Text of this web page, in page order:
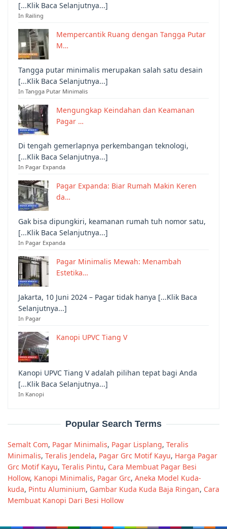
[...Klik Baca Selanjutnya...]
In Railing
Mempercantik Ruang dengan Tangga Putar
M…
Tangga putar minimalis merupakan salah satu desain
[...Klik Baca Selanjutnya...]
In Tangga Putar Minimalis
Mengungkap Keindahan dan Keamanan
Pagar …
Di tengah gemerlapnya perkembangan teknologi,
[...Klik Baca Selanjutnya...]
In Pagar Expanda
Pagar Expanda: Biar Rumah Makin Keren
da…
Gak bisa dipungkiri, keamanan rumah tuh nomor satu,
[...Klik Baca Selanjutnya...]
In Pagar Expanda
Pagar Minimalis Mewah: Menambah
Estetika…
Jakarta, 10 Juni 2024 – Pagar tidak hanya [...Klik Baca
Selanjutnya...]
In Pagar
Kanopi UPVC Tiang V
Kanopi UPVC Tiang V adalah pilihan tepat bagi Anda
[...Klik Baca Selanjutnya...]
In Kanopi
Popular Search Terms
Semalt Com, Pagar Minimalis, Pagar Lisplang, Teralis
Minimalis, Teralis Jendela, Pagar Grc Motif Kayu, Harga Pagar
Grc Motif Kayu, Teralis Pintu, Cara Membuat Pagar Besi
Hollow, Kanopi Minimalis, Pagar Grc, Aneka Model Kuda-
kuda, Pintu Aluminium, Gambar Kuda Kuda Baja Ringan, Cara
Membuat Kanopi Dari Besi Hollow